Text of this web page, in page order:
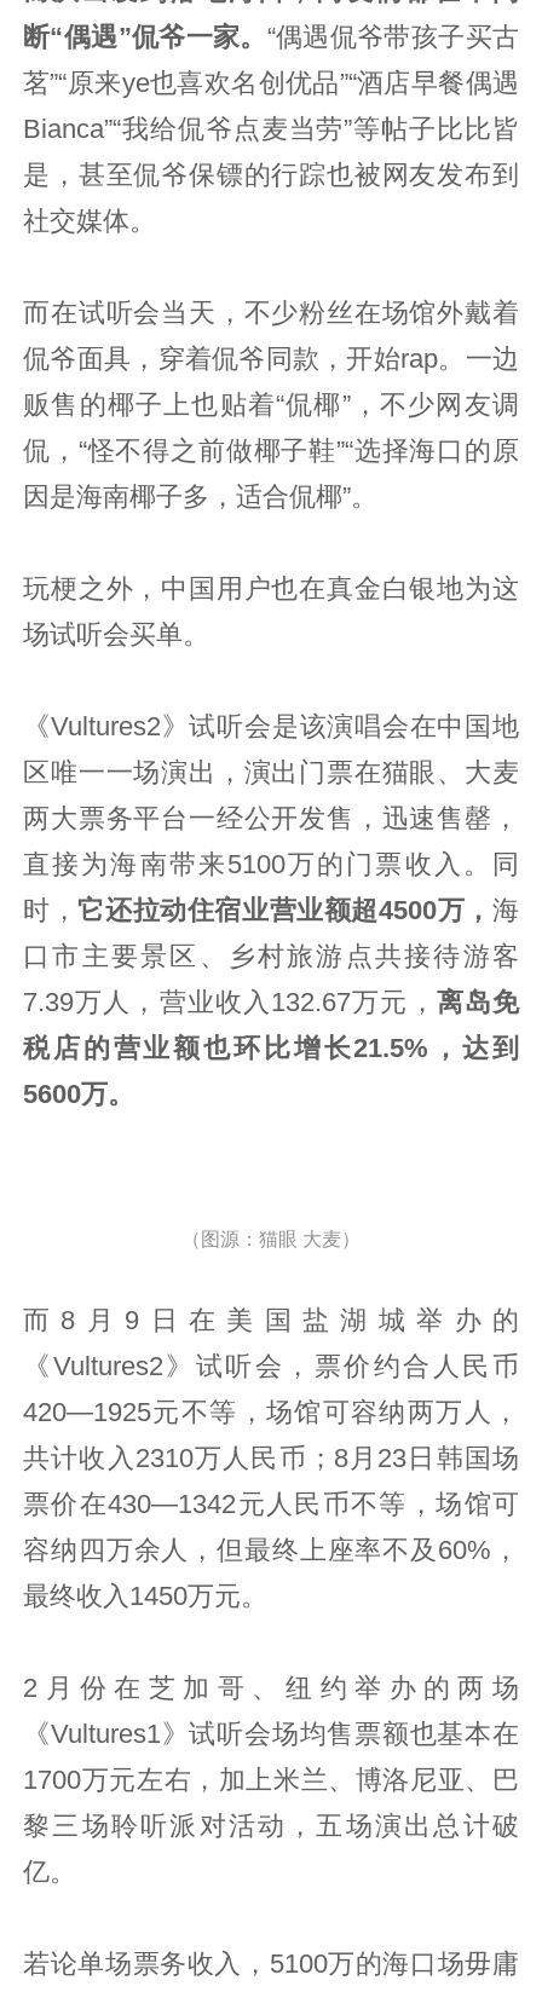
断“偶遇”侃爷一家。 “偶遇侃爷带孩子买古
茗”“原来ye也喜欢名创优品”“酒店早餐偶遇
Bianca”“我给侃爷点麦当劳”等帖子比比皆
是，甚至侃爷保镖的行踪也被网友发布到
社交媒体。
而在试听会当天，不少粉丝在场馆外戴着
侃爷面具，穿着侃爷同款，开始rap。一边
贩售的椰子上也贴着“侃椰”，不少网友调
侃，“怪不得之前做椰子鞋”“选择海口的原
因是海南椰子多，适合侃椰”。
玩梗之外，中国用户也在真金白银地为这
场试听会买单。
《Vultures2》试听会是该演唱会在中国地
区唯一一场演出，演出门票在猫眼、大麦
两大票务平台一经公开发售，迅速售罄，
直接为海南带来5100万的门票收入。同
时， 它还拉动住宿业营业额超4500万， 海
口市主要景区、乡村旅游点共接待游客
7.39万人，营业收入132.67万元， 离岛免
税店的营业额也环比增长21.5%，达到
5600万。
（图源：猫眼 大麦）
而8月9日在美国盐湖城举办的
《Vultures2》试听会，票价约合人民币
420—1925元不等，场馆可容纳两万人，
共计收入2310万人民币；8月23日韩国场
票价在430—1342元人民币不等，场馆可
容纳四万余人，但最终上座率不及60%，
最终收入1450万元。
2月份在芝加哥、纽约举办的两场
《Vultures1》试听会场均售票额也基本在
1700万元左右，加上米兰、博洛尼亚、巴
黎三场聆听派对活动，五场演出总计破
亿。
若论单场票务收入，5100万的海口场毋庸